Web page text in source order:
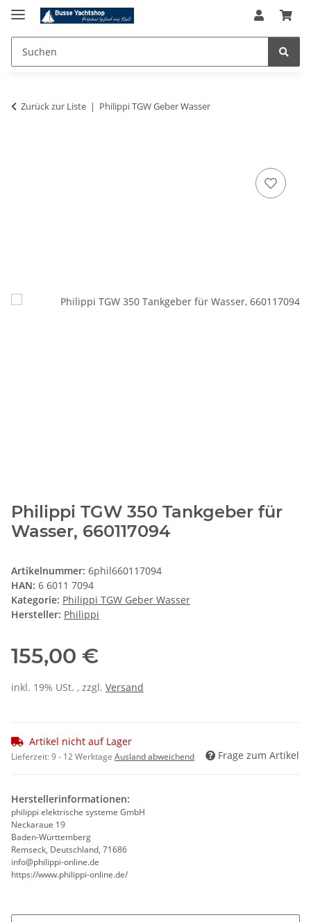
Zurück zur Liste Philippi TGW Geber Wasser
Philippi TGW 350 Tankgeber für
Wasser, 660117094
Artikelnummer: 6phil660117094
HAN: 6 6011 7094
Kategorie: Philippi TGW Geber Wasser
Hersteller: Philippi
155,00 €
inkl. 19% USt. , zzgl. Versand
Artikel nicht auf Lager
Lieferzeit:9 - 12 Werktage Ausland abweichend Frage zum Artikel
Herstellerinformationen:
philippi elektrische systeme GmbH
Neckaraue 19
Baden-Württemberg
Remseck, Deutschland, 71686
info@philippi-online.de
https://www.philippi-online.de/